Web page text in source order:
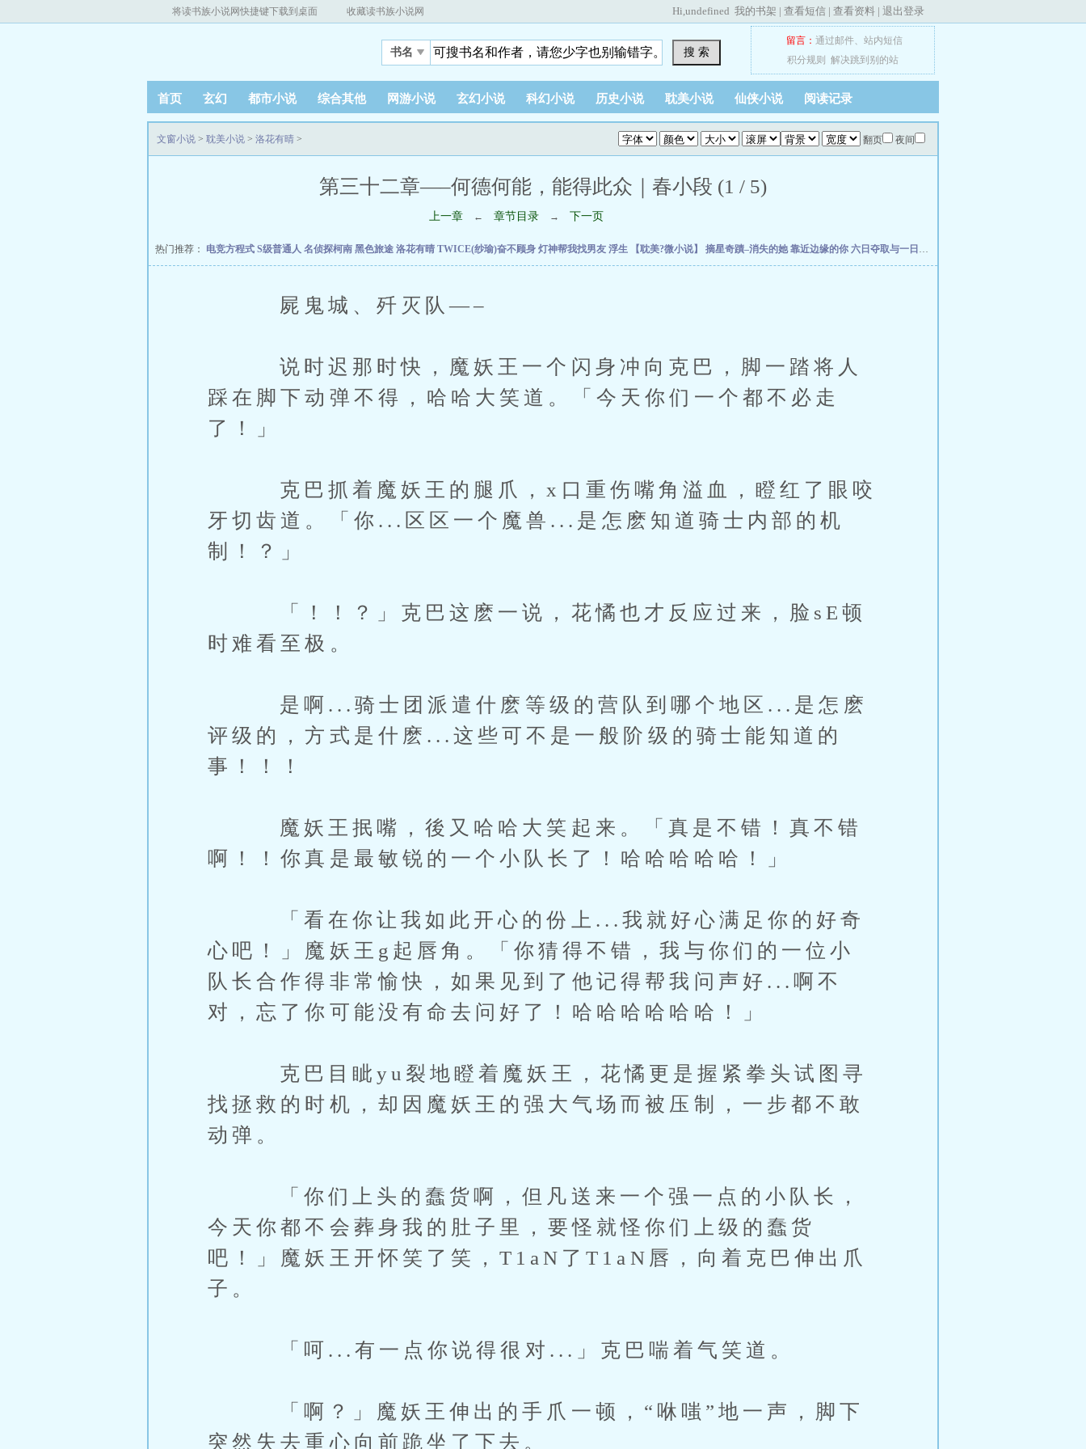
将读书族小说网快捷键下载到桌面 收藏读书族小说网 Hi,undefined 我的书架 | 查看短信 | 查看资料 | 退出登录
书名 搜 索
留言： 通过邮件、 站内短信
积分规则
解决跳到别的站
首页 玄幻 都市小说 综合其他 网游小说 玄幻小说 科幻小说 历史小说 耽美小说 仙侠小说 阅读记录
翻页 夜间
文窗小说 > 耽美小说 > 洛花有晴 >
第三十二章—–何德何能，能得此众｜春小段 (1 / 5)
上一章 ← 章节目录 → 下一页
热门推荐： 电竞方程式 S级普通人 名侦探柯南 黑色旅途 洛花有晴 TWICE(纱瑜)奋不顾身 灯神帮我找男友 浮生 【耽美?微小说】 摘星奇蹟–消失的她靠近边缘的你 六日夺取与一日安息
屍鬼城、歼灭队—–
说时迟那时快，魔妖王一个闪身冲向克巴，脚一踏将人
踩在脚下动弹不得，哈哈大笑道。「今天你们一个都不必走
了！」
克巴抓着魔妖王的腿爪，x口重伤嘴角溢血，瞪红了眼咬
牙切齿道。「你...区区一个魔兽...是怎麽知道骑士内部的机
制！？」
「！！？」克巴这麽一说，花憰也才反应过来，脸sE顿
时难看至极。
是啊...骑士团派遣什麽等级的营队到哪个地区...是怎麽
评级的，方式是什麽...这些可不是一般阶级的骑士能知道的
事！！！
魔妖王抿嘴，後又哈哈大笑起来。「真是不错！真不错
啊！！你真是最敏锐的一个小队长了！哈哈哈哈哈！」
「看在你让我如此开心的份上...我就好心满足你的好奇
心吧！」魔妖王g起唇角。「你猜得不错，我与你们的一位小
队长合作得非常愉快，如果见到了他记得帮我问声好...啊不
对，忘了你可能没有命去问好了！哈哈哈哈哈哈！」
克巴目眦yu裂地瞪着魔妖王，花憰更是握紧拳头试图寻
找拯救的时机，却因魔妖王的强大气场而被压制，一步都不敢
动弹。
「你们上头的蠢货啊，但凡送来一个强一点的小队长，
今天你都不会葬身我的肚子里，要怪就怪你们上级的蠢货
吧！」魔妖王开怀笑了笑，T1aN了T1aN唇，向着克巴伸出爪
子。
「呵...有一点你说得很对...」克巴喘着气笑道。
「啊？」魔妖王伸出的手爪一顿，“咻嗤”地一声，脚下
突然失去重心向前跪坐了下去。